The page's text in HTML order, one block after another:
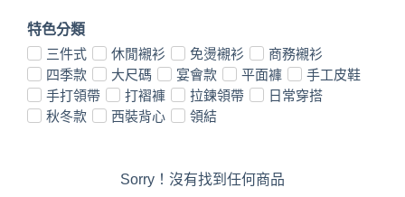
特色分類
三件式
休閒襯衫 免燙襯衫
商務襯衫
四季款
大尺碼 宴會款 平面褲
手工皮鞋
手打領帶
打褶褲 拉鍊領帶
日常穿搭
秋冬款
西裝背心 領結
Sorry！沒有找到任何商品